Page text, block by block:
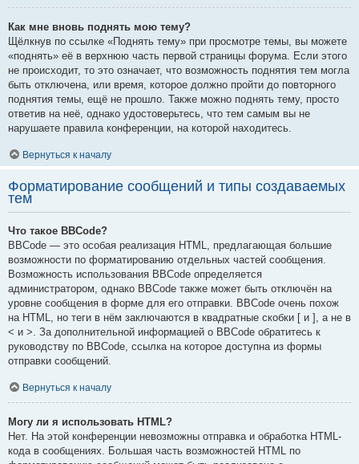
Как мне вновь поднять мою тему?
Щёлкнув по ссылке «Поднять тему» при просмотре темы, вы можете
«поднять» её в верхнюю часть первой страницы форума. Если этого
не происходит, то это означает, что возможность поднятия тем могла
быть отключена, или время, которое должно пройти до повторного
поднятия темы, ещё не прошло. Также можно поднять тему, просто
ответив на неё, однако удостоверьтесь, что тем самым вы не
нарушаете правила конференции, на которой находитесь.
Вернуться к началу
Форматирование сообщений и типы создаваемых
тем
Что такое BBCode?
BBCode — это особая реализация HTML, предлагающая большие
возможности по форматированию отдельных частей сообщения.
Возможность использования BBCode определяется
администратором, однако BBCode также может быть отключён на
уровне сообщения в форме для его отправки. BBCode очень похож
на HTML, но теги в нём заключаются в квадратные скобки [ и ], а не в
< и >. За дополнительной информацией о BBCode обратитесь к
руководству по BBCode, ссылка на которое доступна из формы
отправки сообщений.
Вернуться к началу
Могу ли я использовать HTML?
Нет. На этой конференции невозможны отправка и обработка HTML-
кода в сообщениях. Большая часть возможностей HTML по